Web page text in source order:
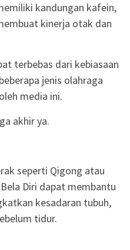
kandungan kafein,
kinerja otak dan
terbebas dari kebiasaan
jenis olahraga
media ini.
akhir ya.
seperti Qigong atau
Diri dapat membantu
kesadaran tubuh,
tidur.